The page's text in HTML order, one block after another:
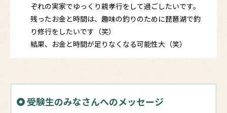
ぞれの実家でゆっくり親孝行をして過ごしたいです。
残ったお金と時間は、趣味の釣りのために琵琶湖で釣
り修行をしたいです（笑）
結果、お金と時間が足りなくなる可能性大（笑）
受験生のみなさんへのメッセージ